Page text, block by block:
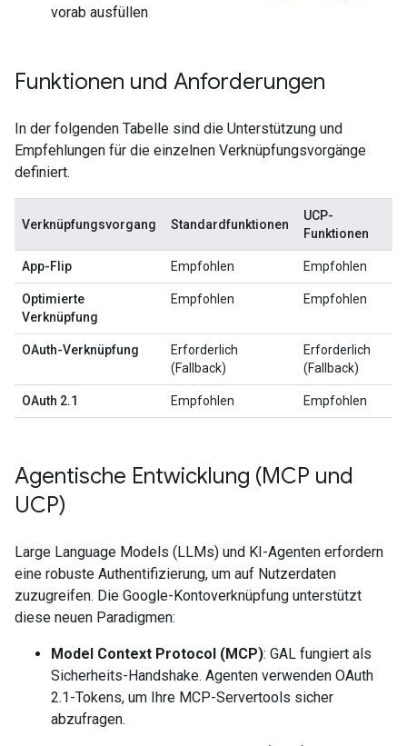
vorab ausfüllen
Funktionen und Anforderungen
In der folgenden Tabelle sind die Unterstützung und
Empfehlungen für die einzelnen Verknüpfungsvorgänge
definiert.
Verknüpfungsvorgang Standardfunktionen
UCP-
Funktionen
App-Flip Empfohlen Empfohlen
Optimierte
Verknüpfung
Empfohlen Empfohlen
OAuth-Verknüpfung
Erforderlich
(Fallback)
Erforderlich
(Fallback)
OAuth 2.1 Empfohlen Empfohlen
Agentische Entwicklung (MCP und
UCP)
Large Language Models (LLMs) und KI-Agenten erfordern
eine robuste Authentifizierung, um auf Nutzerdaten
zuzugreifen. Die Google-Kontoverknüpfung unterstützt
diese neuen Paradigmen:
Model Context Protocol (MCP): GAL fungiert als
Sicherheits-Handshake. Agenten verwenden OAuth
2.1-Tokens, um Ihre MCP-Servertools sicher
abzufragen.